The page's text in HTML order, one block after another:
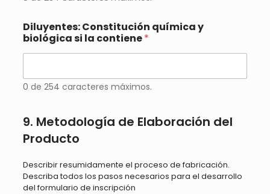
Diluyentes: Constitución química y
biológica si la contiene*
0 de 254 caracteres máximos.
9. Metodología de Elaboración del
Producto
Describir resumidamente el proceso de fabricación.
Describa todos los pasos necesarios para el desarrollo
del formulario de inscripción